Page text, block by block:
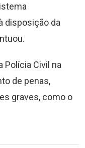
disposição da
Polícia Civil na
de penas,
graves, como o